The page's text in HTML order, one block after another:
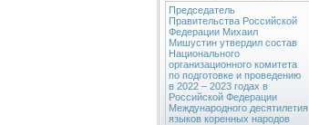
Председатель
Правительства Российской
Федерации Михаил
Мишустин утвердил состав
Национального
организационного комитета
по подготовке и проведению
в 2022 – 2023 годах в
Российской Федерации
Международного десятилетия
языков коренных народов